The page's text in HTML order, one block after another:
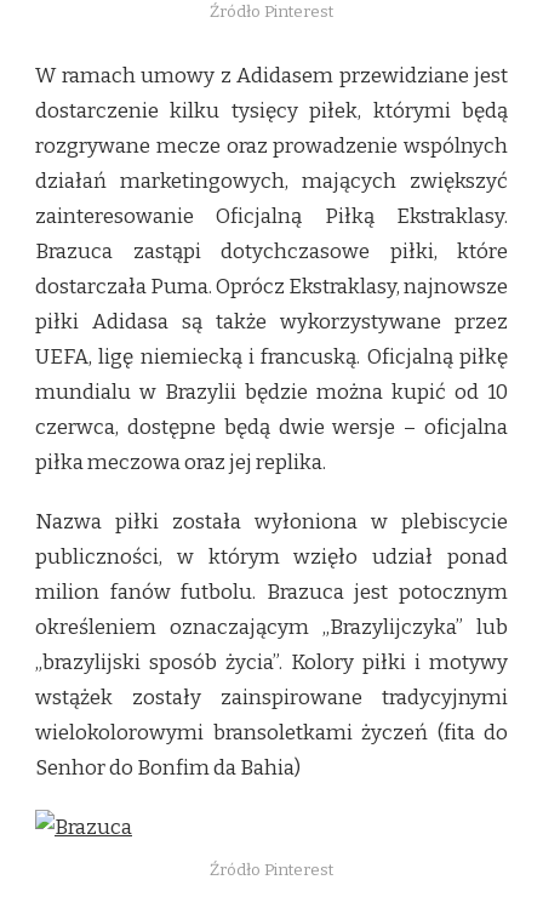
Źródło Pinterest
W ramach umowy z Adidasem przewidziane jest
dostarczenie kilku tysięcy piłek, którymi będą
rozgrywane mecze oraz prowadzenie wspólnych
działań marketingowych, mających zwiększyć
zainteresowanie Oficjalną Piłką Ekstraklasy.
Brazuca zastąpi dotychczasowe piłki, które
dostarczała Puma. Oprócz Ekstraklasy, najnowsze
piłki Adidasa są także wykorzystywane przez
UEFA, ligę niemiecką i francuską. Oficjalną piłkę
mundialu w Brazylii będzie można kupić od 10
czerwca, dostępne będą dwie wersje – oficjalna
piłka meczowa oraz jej replika.
Nazwa piłki została wyłoniona w plebiscycie
publiczności, w którym wzięło udział ponad
milion fanów futbolu. Brazuca jest potocznym
określeniem oznaczającym „Brazylijczyka” lub
„brazylijski sposób życia”. Kolory piłki i motywy
wstążek zostały zainspirowane tradycyjnymi
wielokolorowymi bransoletkami życzeń (fita do
Senhor do Bonfim da Bahia)
Źródło Pinterest